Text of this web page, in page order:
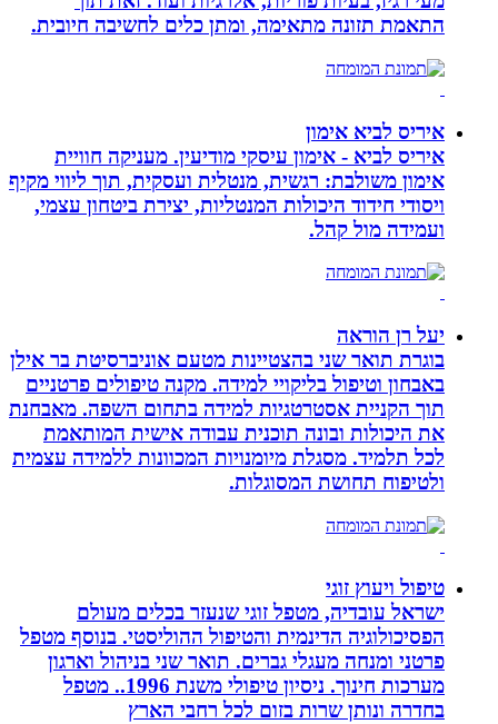
התאמת תזונה מתאימה, ומתן כלים לחשיבה חיובית.
איריס לביא אימון
איריס לביא - אימון עיסקי מודיעין. מעניקה חוויית
אימון משולבת: רגשית, מנטלית ועסקית, תוך ליווי מקיף
ויסודי חידוד היכולות המנטליות, יצירת ביטחון עצמי,
ועמידה מול קהל.
יעל רן הוראה
בוגרת תואר שני בהצטיינות מטעם אוניברסיטת בר אילן
באבחון וטיפול בליקויי למידה. מקנה טיפולים פרטניים
תוך הקניית אסטרטגיות למידה בתחום השפה. מאבחנת
את היכולות ובונה תוכנית עבודה אישית המותאמת
לכל תלמיד. מסגלת מיומנויות המכוונות ללמידה עצמית
ולטיפוח תחושת המסוגלות.
טיפול ויעוץ זוגי
ישראל עובדיה, מטפל זוגי שנעזר בכלים מעולם
הפסיכולוגיה הדינמית והטיפול ההוליסטי. בנוסף מטפל
פרטני ומנחה מעגלי גברים. תואר שני בניהול וארגון
מערכות חינוך. ניסיון טיפולי משנת 1996.. מטפל
בחדרה ונותן שרות בזום לכל רחבי הארץ